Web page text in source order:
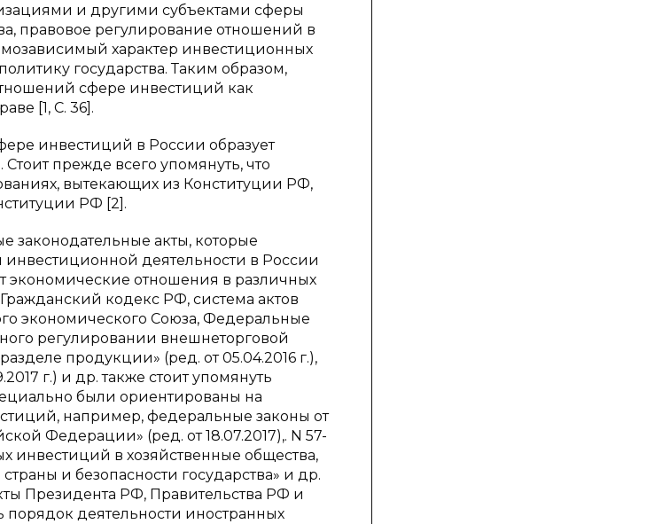
и другими субъектами сферы
правовое регулирование отношений в
характер инвестиционных
государства. Таким образом,
сфере инвестиций как
[1, С. 36].
инвестиций в России образует
прежде всего упомянуть, что
вытекающих из Конституции РФ,
РФ [2].
законодательные акты, которые
деятельности в России
экономические отношения в различных
кодекс РФ, система актов
экономического Союза, Федеральные
регулировании внешнеторговой
продукции» (ред. от 05.04.2016 г.),
г.) и др. также стоит упомянуть
были ориентированы на
например, федеральные законы от
Федерации» (ред. от 18.07.2017),. N 57-
инвестиций в хозяйственные общества,
и безопасности государства» и др.
Президента РФ, Правительства РФ и
деятельности иностранных